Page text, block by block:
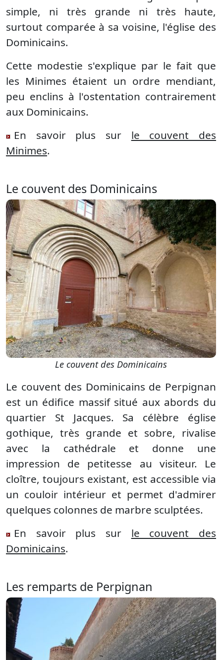
simple, ni très grande ni très haute,
surtout comparée à sa voisine, l'église des
Dominicains.
Cette modestie s'explique par le fait que
les Minimes étaient un ordre mendiant,
peu enclins à l'ostentation contrairement
aux Dominicains.
En savoir plus sur le couvent des
Minimes.
Le couvent des Dominicains
Le couvent des Dominicains
Le couvent des Dominicains de Perpignan
est un édifice massif situé aux abords du
quartier St Jacques. Sa célèbre église
gothique, très grande et sobre, rivalise
avec la cathédrale et donne une
impression de petitesse au visiteur. Le
cloître, toujours existant, est accessible via
un couloir intérieur et permet d'admirer
quelques colonnes de marbre sculptées.
En savoir plus sur le couvent des
Dominicains.
Les remparts de Perpignan